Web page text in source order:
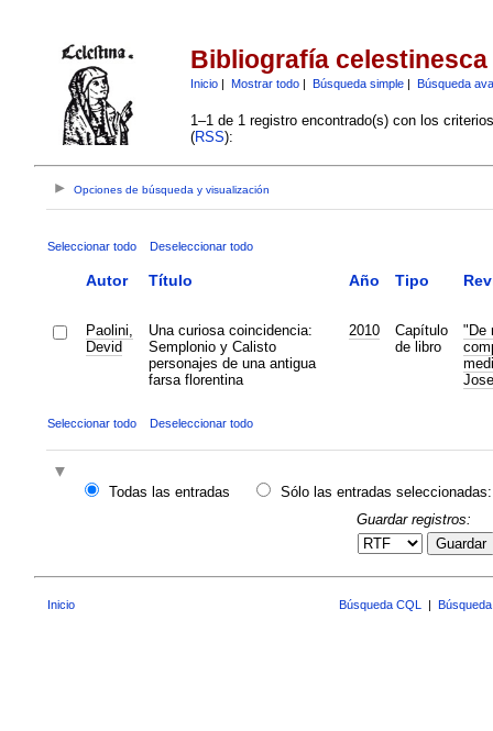
Bibliografía celestinesca
Inicio| Mostrar todo| Búsqueda simple| Búsqueda
1–1 de 1 registro encontrado(s) con los
(RSS):
Opciones de búsqueda y visualización
Seleccionar todo Deseleccionar todo
Autor Título Año Tipo
Paolini,
Devid
Una curiosa coincidencia:
Semplonio y Calisto
personajes de una antigua
farsa florentina
2010
Capítulo
de libro
"De
Seleccionar todo Deseleccionar todo
Todas las entradas
Sólo las entradas seleccionadas:
Guardar registros:
Guardar
Inicio Búsqueda CQL